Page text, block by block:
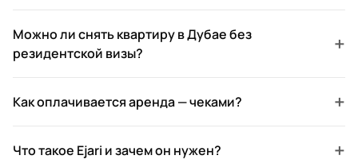
Можно ли снять квартиру в Дубае без
резидентской визы?
+
Как оплачивается аренда — чеками? +
Что такое Ejari и зачем он нужен? +